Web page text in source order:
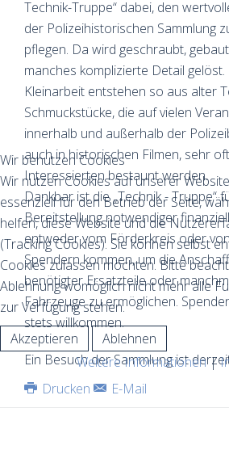
Technik-Truppe“ dabei, den
der Polizeihistorischen Sammlung
pflegen. Da wird geschraubt,
manches komplizierte Detail
Kleinarbeit entstehen so aus alter
Schmuckstücke, die auf vielen
innerhalb und außerhalb der
auch in historischen Filmen, sehr
Interessierten bestaunt werden.
Dankbar ist die „Technik - Truppe“
Bereitstellung notwendiger
entweder vom Förderkreis oder
Spendern kommen, um die
benötigter Ersatzteile oder
Fahrzeuge zu ermöglichen.
stets willkommen.
Ein Besuch der Sammlung ist
Drucken
E-Mail
Wir benutzen Cookies
Wir nutzen Cookies auf unserer
essenziell für den Betrieb der Seite,
helfen, diese Website und die
(Tracking Cookies). Sie können selbst
Cookies zulassen möchten. Bitte
Ablehnung womöglich nicht mehr alle
zur Verfügung stehen.
Akzeptieren
Ablehnen
Weitere Informationen|